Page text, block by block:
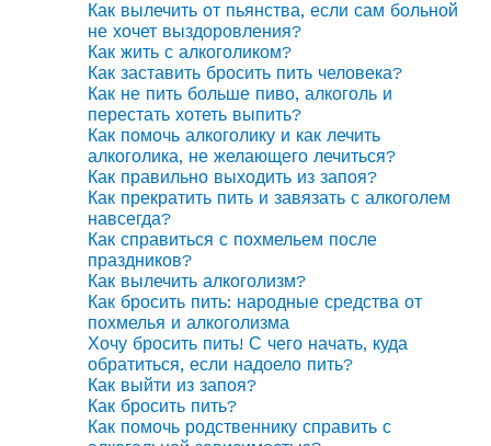
Как вылечить от пьянства, если сам больной
не хочет выздоровления?
Как жить с алкоголиком?
Как заставить бросить пить человека?
Как не пить больше пиво, алкоголь и
перестать хотеть выпить?
Как помочь алкоголику и как лечить
алкоголика, не желающего лечиться?
Как правильно выходить из запоя?
Как прекратить пить и завязать с алкоголем
навсегда?
Как справиться с похмельем после
праздников?
Как вылечить алкоголизм?
Как бросить пить: народные средства от
похмелья и алкоголизма
Хочу бросить пить! С чего начать, куда
обратиться, если надоело пить?
Как выйти из запоя?
Как бросить пить?
Как помочь родственнику справить с